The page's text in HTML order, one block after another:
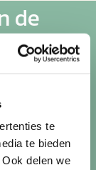
te
te bieden
delen we
de
weer